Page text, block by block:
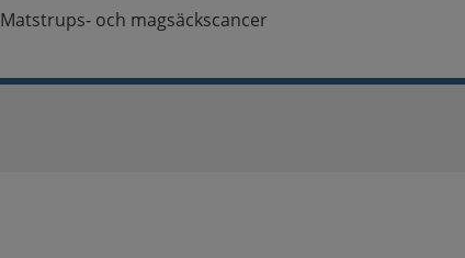
Matstrups- och magsäckscancer